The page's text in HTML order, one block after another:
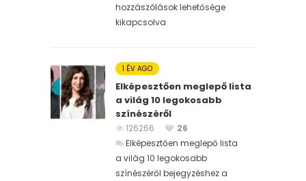
hozzászólások lehetősége
kikapcsolva
1 ÉV AGO
Elképesztően meglepő lista
a világ 10 legokosabb
színészéről
126266
26
Elképesztően meglepő lista
a világ 10 legokosabb
színészéről bejegyzéshez a